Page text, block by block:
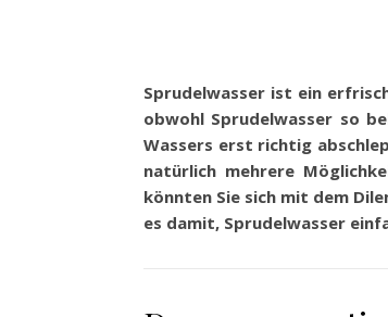
Sprudelwasser ist ein
obwohl Sprudelwasser so
Wassers erst richtig
natürlich mehrere
könnten Sie sich mit dem
es damit, Sprudelwasser